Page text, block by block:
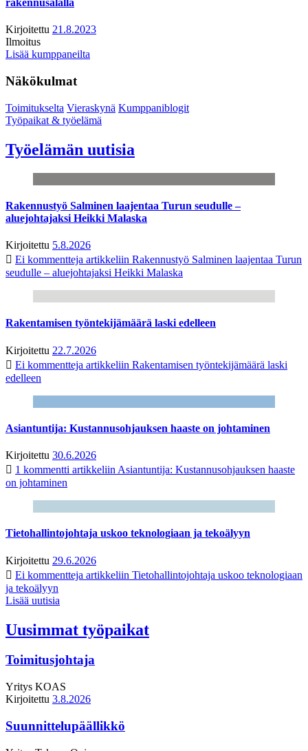
rakennusalalla
Kirjoitettu 21.8.2023
Ilmoitus
Lisää kumppaneilta
Näkökulmat
Toimitukselta Vieraskynä Kumppaniblogit
Työpaikat & työelämä
Työelämän uutisia
Rakennustyö Salminen laajentaa Turun seudulle –
aluejohtajaksi Heikki Malaska
Kirjoitettu 5.8.2026
Ei kommentteja artikkeliin Rakennustyö Salminen laajentaa Turun
seudulle – aluejohtajaksi Heikki Malaska
Rakentamisen työntekijämäärä laski edelleen
Kirjoitettu 22.7.2026
Ei kommentteja artikkeliin Rakentamisen työntekijämäärä laski
edelleen
Asiantuntija: Kustannusohjauksen haaste on johtaminen
Kirjoitettu 30.6.2026
1 kommentti artikkeliin Asiantuntija: Kustannusohjauksen haaste
on johtaminen
Tietohallintojohtaja uskoo teknologiaan ja tekoälyyn
Kirjoitettu 29.6.2026
Ei kommentteja artikkeliin Tietohallintojohtaja uskoo teknologiaan
ja tekoälyyn
Lisää uutisia
Uusimmat työpaikat
Toimitusjohtaja
Yritys KOAS
Kirjoitettu 3.8.2026
Suunnittelupäällikkö